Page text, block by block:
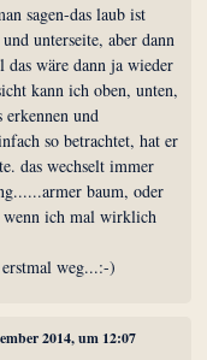
sagen-das laub ist
unterseite, aber dann
wäre dann ja wieder
kann ich oben, unten,
und
so betrachtet, hat er
das wechselt immer
baum, oder
wenn ich mal wirklich
weg...:-)
2014, um 12:07